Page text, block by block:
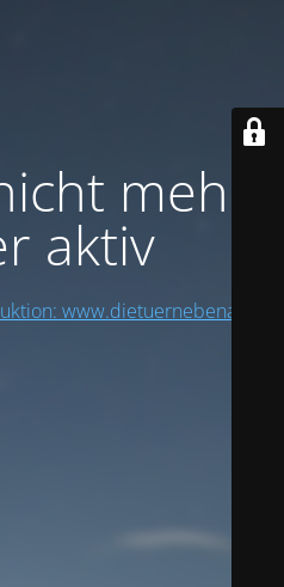
mehr
aktiv
www.dietuernebenan.ch